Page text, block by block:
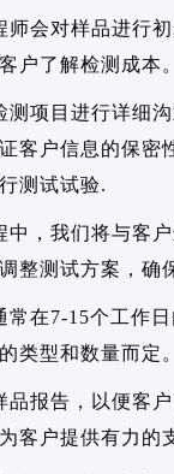
师会对样品进行
户了解检测成本。
测项目进行详细
客户信息的保密
测试试验.
中，我们将与客
整测试方案，确
常在7-15个工作
类型和数量而定。
品报告，以便客
客户提供有力的